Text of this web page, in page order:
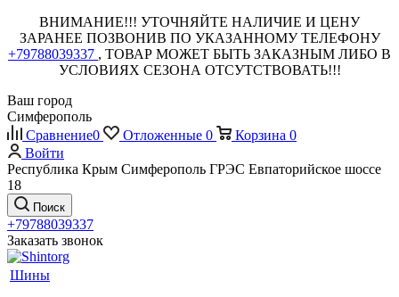
ВНИМАНИЕ!!! УТОЧНЯЙТЕ НАЛИЧИЕ И ЦЕНУ
ЗАРАНЕЕ ПОЗВОНИВ ПО УКАЗАННОМУ ТЕЛЕФОНУ
+79788039337 , ТОВАР МОЖЕТ БЫТЬ ЗАКАЗНЫМ ЛИБО В
УСЛОВИЯХ СЕЗОНА ОТСУТСТВОВАТЬ!!!
Ваш город
Симферополь
Сравнение0 Отложенные 0 Корзина 0
Войти
Республика Крым Симферополь ГРЭС Евпаторийское шоссе
18
Поиск
+79788039337
Заказать звонок
Шины